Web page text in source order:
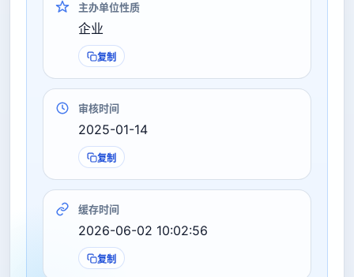
主办单位性质
企业
复制
审核时间
2025-01-14
复制
缓存时间
2026-06-02 10:02:56
复制